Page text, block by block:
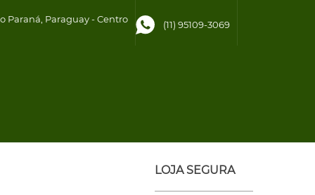
Paraná, Paraguay - Centro
(11) 95109-3069
LOJA SEGURA